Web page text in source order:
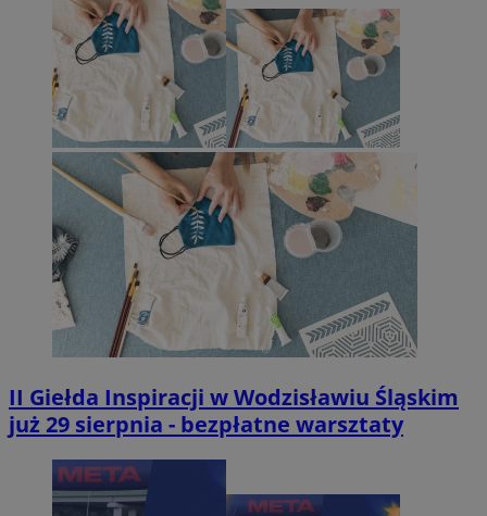
II Giełda Inspiracji w Wodzisławiu Śląskim
już 29 sierpnia - bezpłatne warsztaty